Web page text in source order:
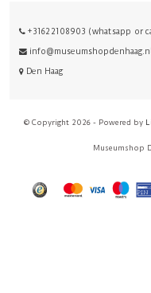
+31622108903 (whatsapp or
Den Haag
© Copyright 2026 - Powered by
Museumshop